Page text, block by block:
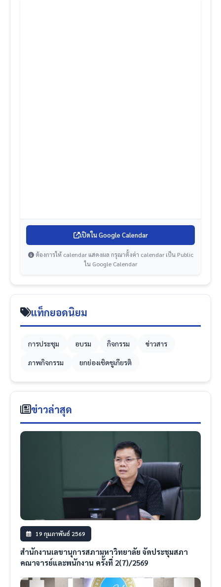
เปิดใน Google Calendar
ต้องการให้ calendar แสดงผล กรุณาตั้งค่า calendar เป็น Public
ใน Google Calendar
แท็กยอดนิยม
การประชุม อบรม กิจกรรม ข่าวสาร
ภาพกิจกรรม ยกย่องเชิดชูเกียรติ
ข่าวล่าสุด
19 กุมภาพันธ์ 2569
สำนักงานเลขานุการสภามหาวิทยาลัย จัดประชุมสภา
คณาจารย์และพนักงาน ครั้งที่ 2(7)/2569